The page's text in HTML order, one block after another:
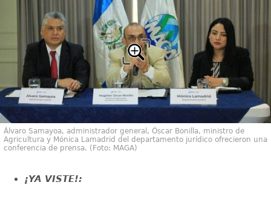
Álvaro Samayoa, administrador general, Óscar Bonilla, ministro de
Agricultura y Mónica Lamadrid del departamento jurídico ofrecieron una
conferencia de prensa. (Foto: MAGA)
¡YA VISTE!: